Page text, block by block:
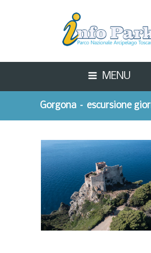
MENU
Gorgona – escursione